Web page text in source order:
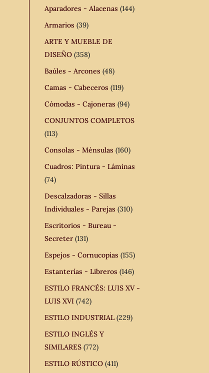
Aparadores - Alacenas (144)
Armarios (39)
ARTE Y MUEBLE DE
DISEÑO (358)
Baúles - Arcones (48)
Camas - Cabeceros (119)
Cómodas - Cajoneras (94)
CONJUNTOS COMPLETOS
(113)
Consolas - Ménsulas (160)
Cuadros: Pintura - Láminas
(74)
Descalzadoras - Sillas
Individuales - Parejas (310)
Escritorios - Bureau -
Secreter (131)
Espejos - Cornucopias (155)
Estanterías - Libreros (146)
ESTILO FRANCÉS: LUIS XV -
LUIS XVI (742)
ESTILO INDUSTRIAL (229)
ESTILO INGLÉS Y
SIMILARES (772)
ESTILO RÚSTICO (411)